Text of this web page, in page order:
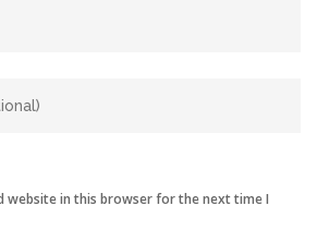
website in this browser for the next time I